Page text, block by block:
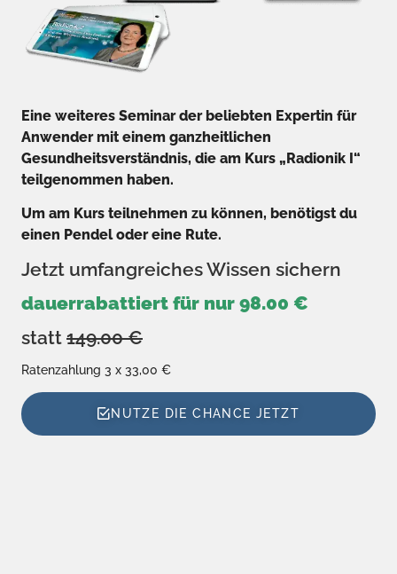
Eine weiteres Seminar der beliebten Expertin für
Anwender mit einem ganzheitlichen
Gesundheitsverständnis, die am Kurs „Radionik I“
teilgenommen haben.
Um am Kurs teilnehmen zu können, benötigst du
einen Pendel oder eine Rute.
Jetzt umfangreiches Wissen sichern
dauerrabattiert für nur 98.00 €
statt 149.00 €
Ratenzahlung 3 x 33,00 €
NUTZE DIE CHANCE JETZT